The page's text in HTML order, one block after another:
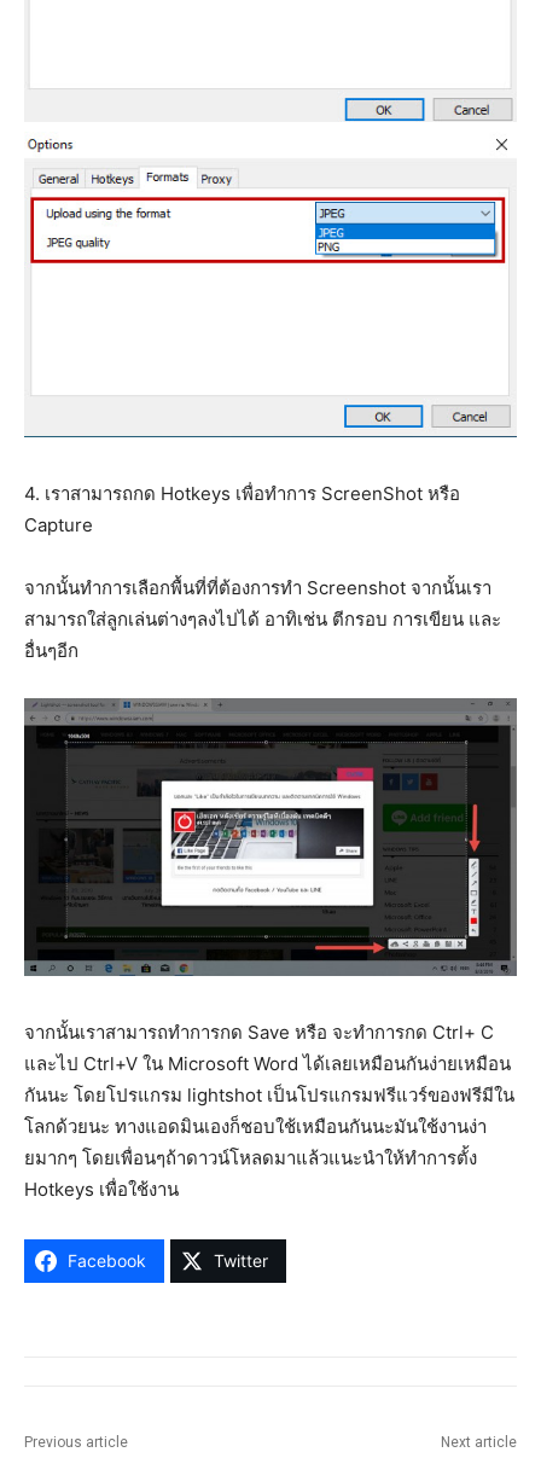
4. เราสามารถกด Hotkeys เพื่อทำการ ScreenShot หรือ
Capture
จากนั้นทำการเลือกพื้นที่ที่ต้องการทำ Screenshot จากนั้นเรา
สามารถใส่ลูกเล่นต่างๆลงไปได้ อาทิเช่น ตีกรอบ การเขียน และ
อื่นๆอีก
จากนั้นเราสามารถทำการกด Save หรือ จะทำการกด Ctrl+ C
และไป Ctrl+V ใน Microsoft Word ได้เลยเหมือนกันง่ายเหมือน
กันนะ โดยโปรแกรม lightshot เป็นโปรแกรมฟรีแวร์ของฟรีมีใน
โลกด้วยนะ ทางแอดมินเองก็ชอบใช้เหมือนกันนะมันใช้งานง่า
ยมากๆ โดยเพื่อนๆถ้าดาวน์โหลดมาแล้วแนะนำให้ทำการตั้ง
Hotkeys เพื่อใช้งาน
Facebook Twitter
Previous article Next article